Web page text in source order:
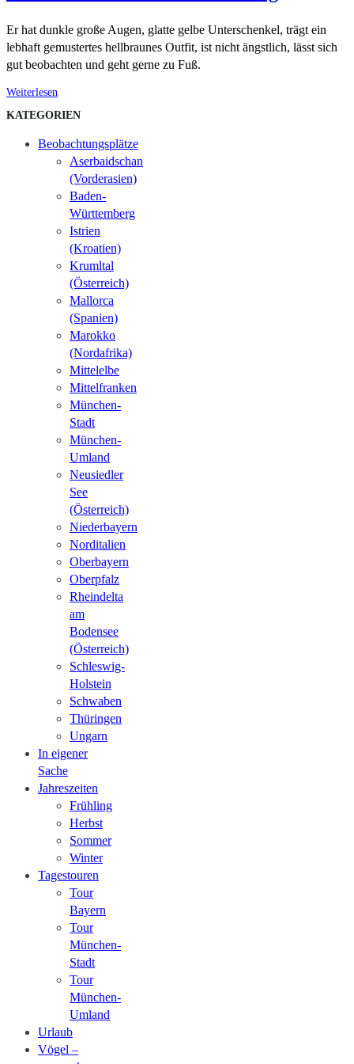
Er hat dunkle große Augen, glatte gelbe Unterschenkel, trägt ein
lebhaft gemustertes hellbraunes Outfit, ist nicht ängstlich, lässt sich
gut beobachten und geht gerne zu Fuß.
Weiterlesen
KATEGORIEN
Beobachtungsplätze
Aserbaidschan
(Vorderasien)
Baden-
Württemberg
Istrien
(Kroatien)
Krumltal
(Österreich)
Mallorca
(Spanien)
Marokko
(Nordafrika)
Mittelelbe
Mittelfranken
München-
Stadt
München-
Umland
Neusiedler
See
(Österreich)
Niederbayern
Norditalien
Oberbayern
Oberpfalz
Rheindelta
am
Bodensee
(Österreich)
Schleswig-
Holstein
Schwaben
Thüringen
Ungarn
In eigener
Sache
Jahreszeiten
Frühling
Herbst
Sommer
Winter
Tagestouren
Tour
Bayern
Tour
München-
Stadt
Tour
München-
Umland
Urlaub
Vögel –